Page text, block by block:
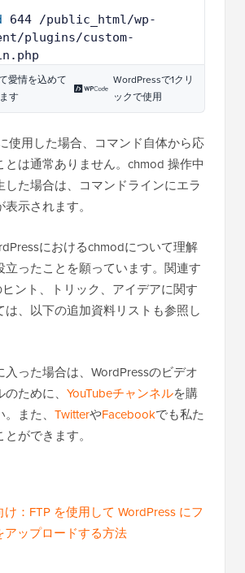
644 /public_html/wp-
plugins/custom-
.php
愛情を込めて
す
WordPressで1クリ
ックで使用
使用した場合、コマンド自体から応
は通常ありません。chmod 操作中
た場合は、コマンドラインにエラ
におけるchmodについて理解
立ったことを願っています。関連す
ヒント、トリック、アイデアに関す
、以下の追加資料リストも参照し
入った場合は、WordPressのビデオ
のために、YouTubeチャンネルを購
。また、 Twitter
け：FTP を使用して WordPress にフ